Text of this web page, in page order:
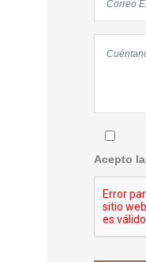
Acepto la